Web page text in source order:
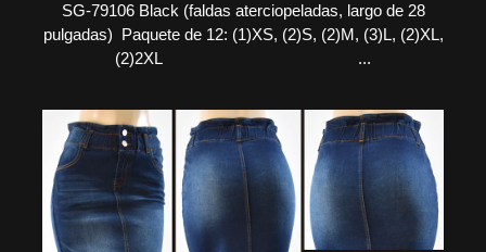
SG-79106 Black (faldas aterciopeladas, largo de 28
pulgadas) Paquete de 12: (1)XS, (2)S, (2)M, (3)L, (2)XL,
(2)2XL ...